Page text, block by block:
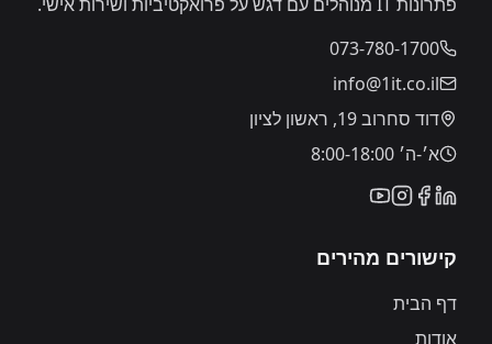
073-780-1700
info@1it.co.il
דוד סחרוב 19, ראשון לציון
א׳-ה׳ 8:00-18:00
קישורים מהירים
דף הבית
אודות